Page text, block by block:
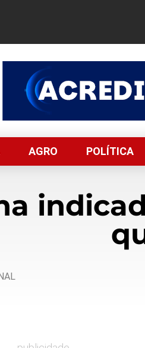
AGRO POLÍTICA